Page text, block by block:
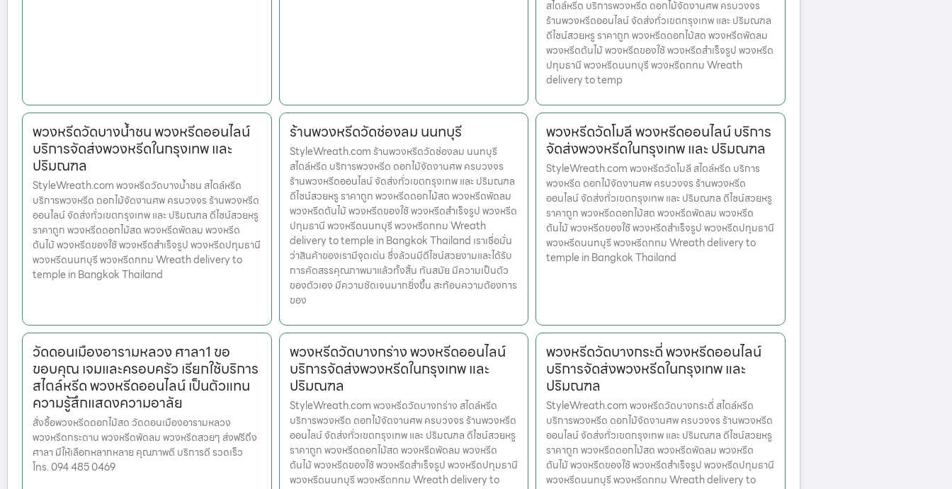
สไตล์หรีด บริการพวงหรีด ดอกไม้จัดงานศพ ครบวงจร
ร้านพวงหรีดออนไลน์ จัดส่งทั่วเขตกรุงเทพ และ ปริมณฑล
ดีไซน์สวยหรู ราคาถูก พวงหรีดดอกไม้สด พวงหรีดพัดลม
พวงหรีดต้นไม้ พวงหรีดของใช้ พวงหรีดสำเร็จรูป พวงหรีด
ปทุมธานี พวงหรีดนนทบุรี พวงหรีดกทม Wreath
delivery to temp
พวงหรีดวัดบางน้ำชน พวงหรีดออนไลน์
บริการจัดส่งพวงหรีดในกรุงเทพ และ
ปริมณฑล
StyleWreath.com พวงหรีดวัดบางน้ำชน สไตล์หรีด
บริการพวงหรีด ดอกไม้จัดงานศพ ครบวงจร ร้านพวงหรีด
ออนไลน์ จัดส่งทั่วเขตกรุงเทพ และ ปริมณฑล ดีไซน์สวยหรู
ราคาถูก พวงหรีดดอกไม้สด พวงหรีดพัดลม พวงหรีด
ต้นไม้ พวงหรีดของใช้ พวงหรีดสำเร็จรูป พวงหรีดปทุมธานี
พวงหรีดนนทบุรี พวงหรีดกทม Wreath delivery to
temple in Bangkok Thailand
ร้านพวงหรีดวัดช่องลม นนทบุรี
StyleWreath.com ร้านพวงหรีดวัดช่องลม นนทบุรี
สไตล์หรีด บริการพวงหรีด ดอกไม้จัดงานศพ ครบวงจร
ร้านพวงหรีดออนไลน์ จัดส่งทั่วเขตกรุงเทพ และ ปริมณฑล
ดีไซน์สวยหรู ราคาถูก พวงหรีดดอกไม้สด พวงหรีดพัดลม
พวงหรีดต้นไม้ พวงหรีดของใช้ พวงหรีดสำเร็จรูป พวงหรีด
ปทุมธานี พวงหรีดนนทบุรี พวงหรีดกทม Wreath
delivery to temple in Bangkok Thailand เราเชื่อมั่น
ว่าสินค้าของเรามีจุดเด่น ซึ่งล้วนมีดีไซน์สวยงามและได้รับ
การคัดสรรคุณภาพมาแล้วทั้งสิ้น ทันสมัย มีความเป็นตัว
ของตัวเอง มีความชัดเจนมากยิ่งขึ้น สะท้อนความต้องการ
ของ
พวงหรีดวัดโมลี พวงหรีดออนไลน์ บริการ
จัดส่งพวงหรีดในกรุงเทพ และ ปริมณฑล
StyleWreath.com พวงหรีดวัดโมลี สไตล์หรีด บริการ
พวงหรีด ดอกไม้จัดงานศพ ครบวงจร ร้านพวงหรีด
ออนไลน์ จัดส่งทั่วเขตกรุงเทพ และ ปริมณฑล ดีไซน์สวยหรู
ราคาถูก พวงหรีดดอกไม้สด พวงหรีดพัดลม พวงหรีด
ต้นไม้ พวงหรีดของใช้ พวงหรีดสำเร็จรูป พวงหรีดปทุมธานี
พวงหรีดนนทบุรี พวงหรีดกทม Wreath delivery to
temple in Bangkok Thailand
วัดดอนเมืองอารามหลวง ศาลา1 ขอ
ขอบคุณ เจมและครอบครัว เรียกใช้บริการ
สไตล์หรีด พวงหรีดออนไลน์ เป็นตัวแทน
ความรู้สึกแสดงความอาลัย
สั่งซื้อพวงหรีดดอกไม้สด วัดดอนเมืองอารามหลวง
พวงหรีดกระดาน พวงหรีดพัดลม พวงหรีดสวยๆ ส่งฟรีถึง
ศาลา มีให้เลือกหลากหลาย คุณภาพดี บริการดี รวดเร็ว
โทร. 094 485 0469
พวงหรีดวัดบางกร่าง พวงหรีดออนไลน์
บริการจัดส่งพวงหรีดในกรุงเทพ และ
ปริมณฑล
StyleWreath.com พวงหรีดวัดบางกร่าง สไตล์หรีด
บริการพวงหรีด ดอกไม้จัดงานศพ ครบวงจร ร้านพวงหรีด
ออนไลน์ จัดส่งทั่วเขตกรุงเทพ และ ปริมณฑล ดีไซน์สวยหรู
ราคาถูก พวงหรีดดอกไม้สด พวงหรีดพัดลม พวงหรีด
ต้นไม้ พวงหรีดของใช้ พวงหรีดสำเร็จรูป พวงหรีดปทุมธานี
พวงหรีดนนทบุรี พวงหรีดกทม Wreath delivery to
พวงหรีดวัดบางกระดี่ พวงหรีดออนไลน์
บริการจัดส่งพวงหรีดในกรุงเทพ และ
ปริมณฑล
StyleWreath.com พวงหรีดวัดบางกระดี่ สไตล์หรีด
บริการพวงหรีด ดอกไม้จัดงานศพ ครบวงจร ร้านพวงหรีด
ออนไลน์ จัดส่งทั่วเขตกรุงเทพ และ ปริมณฑล ดีไซน์สวยหรู
ราคาถูก พวงหรีดดอกไม้สด พวงหรีดพัดลม พวงหรีด
ต้นไม้ พวงหรีดของใช้ พวงหรีดสำเร็จรูป พวงหรีดปทุมธานี
พวงหรีดนนทบุรี พวงหรีดกทม Wreath delivery to